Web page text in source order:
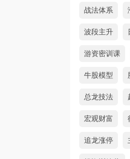
战法体系
波段主升
游资密训课
牛股模型
总龙技法
宏观财富
追龙涨停